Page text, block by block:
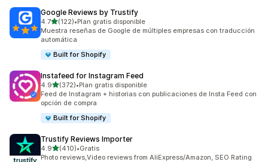
Google Reviews by Trustify
4.7de 5 estrellas
(122)
122 reseñas en total
•Plan gratis disponible
Muestra reseñas de Google de múltiples empresas con traducción
automática
Built for Shopify
Instafeed for Instagram Feed
4.9de 5 estrellas
(372)
372 reseñas en total
•Plan gratis disponible
Feed de Instagram + historias con publicaciones de Insta Feed con
opción de compra
Built for Shopify
Trustify Reviews Importer
4.9de 5 estrellas
(410)
410 reseñas en total
•Gratis
Photo reviews,Video reviews from AliExpress/Amazon, SEO Rating